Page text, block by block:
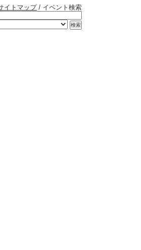
イトマップ/ イベント検索